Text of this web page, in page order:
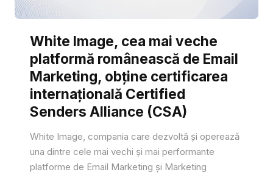
White Image, cea mai veche
platformă românească de Email
Marketing, obține certificarea
internațională Certified
Senders Alliance (CSA)
White Image, compania care dezvoltă și operează
una dintre cele mai vechi și mai performante
platforme de Email Marketing și Marketing